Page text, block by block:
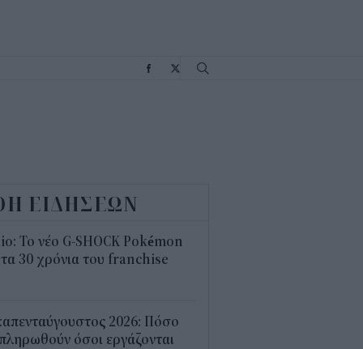
ΕΙΔΗΣΕΩΝ
Το νέο G-SHOCK Pokémon
τα 30 χρόνια του franchise
2026: Πόσο
όσοι εργάζονται